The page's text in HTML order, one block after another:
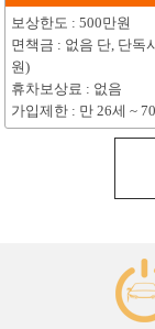
보상한도 : 500만원
면책금 : 없음 단, 단독
원)
휴차보상료 : 없음
가입제한 : 만 26세 ~